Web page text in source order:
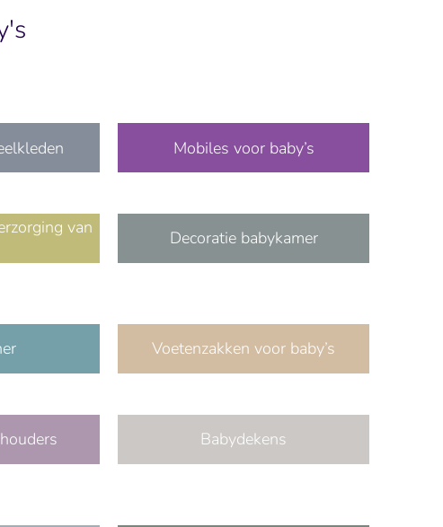
Mobiles voor baby’s
van
Decoratie babykamer
Voetenzakken voor baby’s
Babydekens